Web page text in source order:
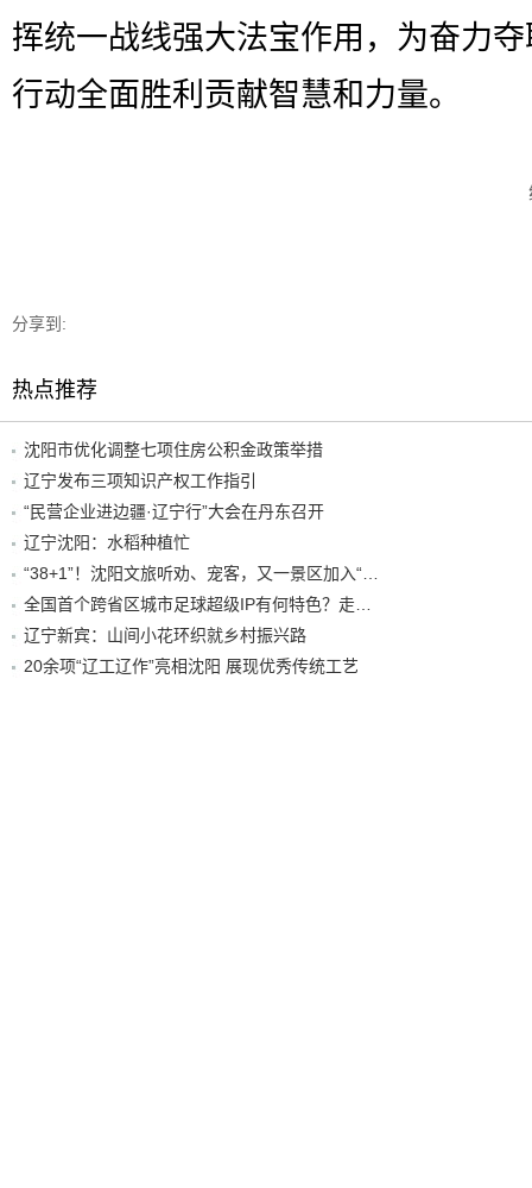
挥统一战线强大法宝作用，为奋力
行动全面胜利贡献智慧和力量。
分享到:
热点推荐
沈阳市优化调整七项住房公积金政策举措
辽宁发布三项知识产权工作指引
“民营企业进边疆·辽宁行”大会在丹东召开
辽宁沈阳：水稻种植忙
辽宁新宾：山间小花环织就乡村振兴路
20余项“辽工辽作”亮相沈阳 展现优秀传统工艺